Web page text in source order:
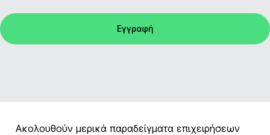
Εγγραφή
Ακολουθούν μερικά παραδείγματα επιχειρήσεων